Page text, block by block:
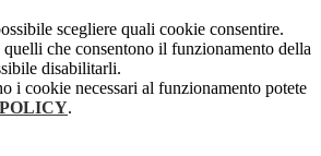
scegliere quali cookie consentire.
che consentono il funzionamento della
disabilitarli.
i cookie necessari al funzionamento potete
.